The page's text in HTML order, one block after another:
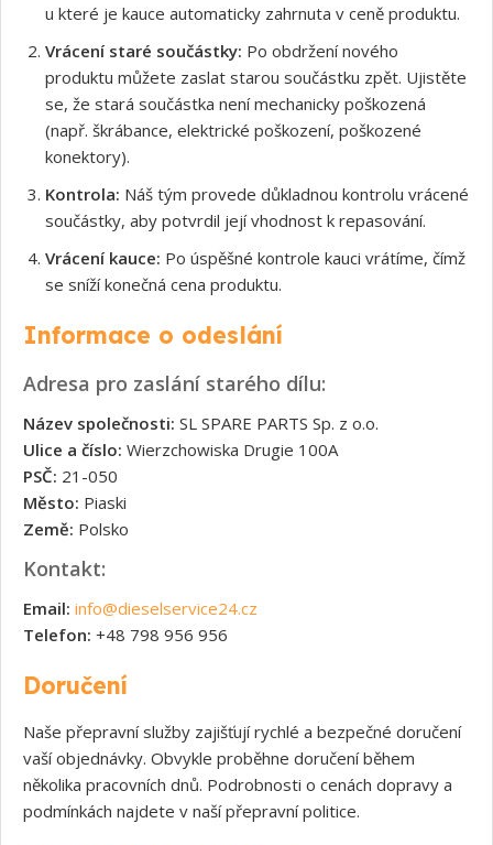
u které je kauce automaticky zahrnuta v ceně produktu.
Vrácení staré součástky: Po obdržení nového
produktu můžete zaslat starou součástku zpět. Ujistěte
se, že stará součástka není mechanicky poškozená
(např. škrábance, elektrické poškození, poškozené
konektory).
Kontrola: Náš tým provede důkladnou kontrolu vrácené
součástky, aby potvrdil její vhodnost k repasování.
Vrácení kauce: Po úspěšné kontrole kauci vrátíme, čímž
se sníží konečná cena produktu.
Informace o odeslání
Adresa pro zaslání starého dílu:
Název společnosti: SL SPARE PARTS Sp. z o.o.
Ulice a číslo: Wierzchowiska Drugie 100A
PSČ: 21-050
Město: Piaski
Země: Polsko
Kontakt:
Email: info@dieselservice24.cz
Telefon: +48 798 956 956
Doručení
Naše přepravní služby zajišťují rychlé a bezpečné doručení
vaší objednávky. Obvykle proběhne doručení během
několika pracovních dnů. Podrobnosti o cenách dopravy a
podmínkách najdete v naší přepravní politice.